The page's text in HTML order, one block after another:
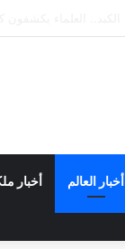
أخبار العالم أخبار